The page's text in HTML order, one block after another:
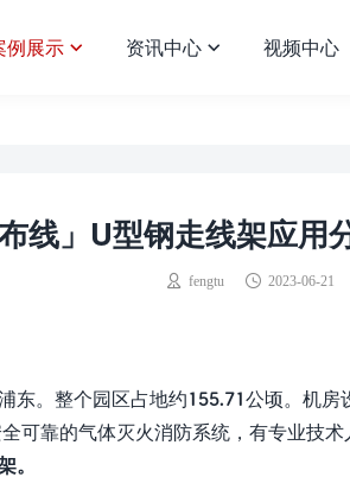
例展示 资讯中心 视频中心
布线」U型钢走线架应
fengtu 2023-06-21
东。整个园区占地约155.71公顷。机
可靠的气体灭火消防系统，有专业技术
。